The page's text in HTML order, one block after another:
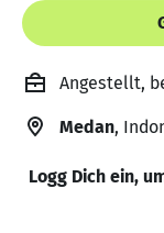
Angestellt,
Medan,
Logg Dich ein,